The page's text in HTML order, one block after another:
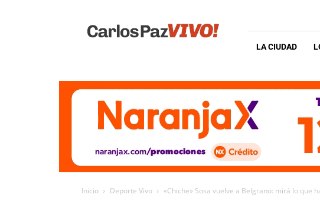
Vivo
LA CIUDAD
Inicio Deporte Vivo «Chiche» Sosa vuelve a Belgrano: mirá lo que